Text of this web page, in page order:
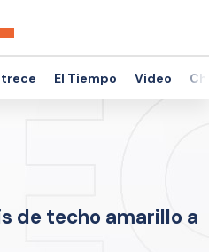
El Tiempo Video
de techo amarillo a